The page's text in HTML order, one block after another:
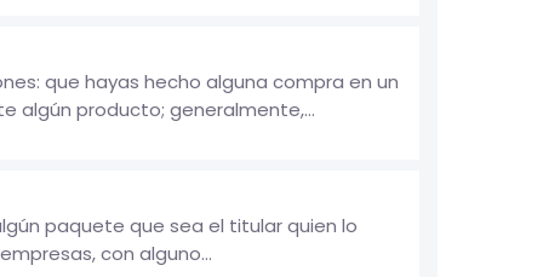
que hayas hecho alguna compra en un
algún producto; generalmente,...
paquete que sea el titular quien lo
con alguno...